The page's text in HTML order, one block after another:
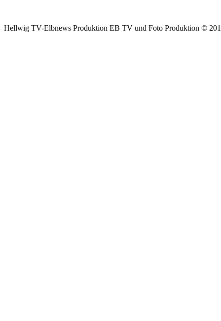
Hellwig TV-Elbnews Produktion EB TV und Foto Produktion ©